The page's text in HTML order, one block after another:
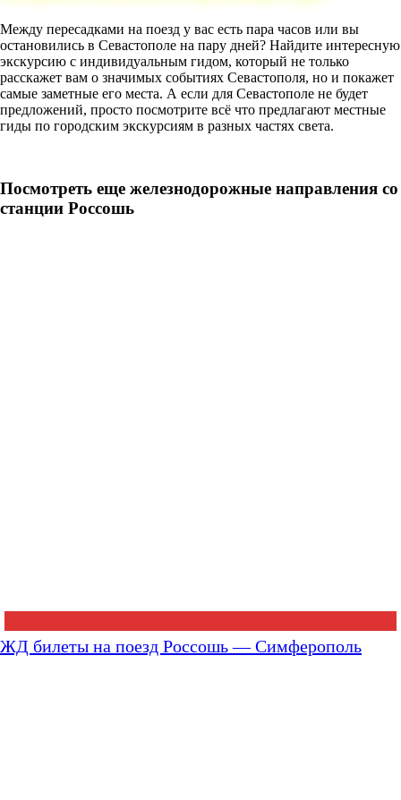
Между пересадками на поезд у вас есть пара часов или вы
остановились в Севастополе на пару дней? Найдите интересную
экскурсию с индивидуальным гидом, который не только
расскажет вам о значимых событиях Севастополя, но и покажет
самые заметные его места. А если для Севастополе не будет
предложений, просто посмотрите всё что предлагают местные
гиды по городским экскурсиям в разных частях света.
Посмотреть еще железнодорожные направления со
станции Россошь
ЖД билеты на поезд Россошь — Симферополь